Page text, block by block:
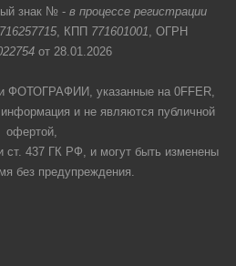
знак № - в процессе регистрации
, КПП 771601001, ОГРН
от 28.01.2026
указанные на 0FFER,
и не являются публичной
офертой,
ст. 437 ГК РФ, и могут быть изменены
без предупреждения.